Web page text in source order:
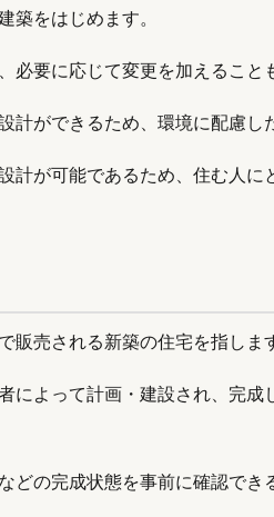
築をはじめます。
必要に応じて変更を加えること
計ができるため、環境に配慮し
計が可能であるため、住む人に
販売される新築の住宅を指しま
によって計画・建設され、完
どの完成状態を事前に確認でき